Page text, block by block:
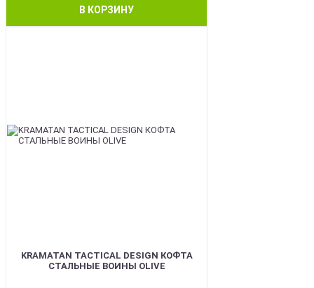
В КОРЗИНУ
KRAMATAN TACTICAL DESIGN КОФТА
СТАЛЬНЫЕ ВОИНЫ OLIVE